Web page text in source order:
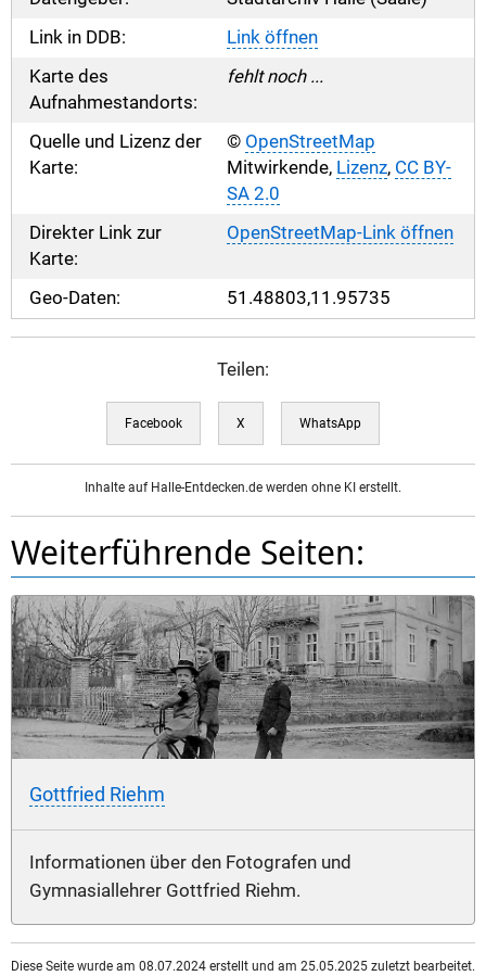
Link in DDB:
Link öffnen
Karte des
Aufnahmestandorts:
fehlt noch ...
Quelle und Lizenz der
Karte:
© OpenStreetMap
Mitwirkende, Lizenz, CC BY-
SA 2.0
Direkter Link zur
Karte:
OpenStreetMap-Link öffnen
Geo-Daten: 51.48803,11.95735
Teilen:
Facebook X WhatsApp
Inhalte auf Halle-Entdecken.de werden ohne KI erstellt.
Weiterführende Seiten:
Gottfried Riehm
Informationen über den Fotografen und
Gymnasiallehrer Gottfried Riehm.
Diese Seite wurde am 08.07.2024 erstellt und am 25.05.2025 zuletzt bearbeitet.